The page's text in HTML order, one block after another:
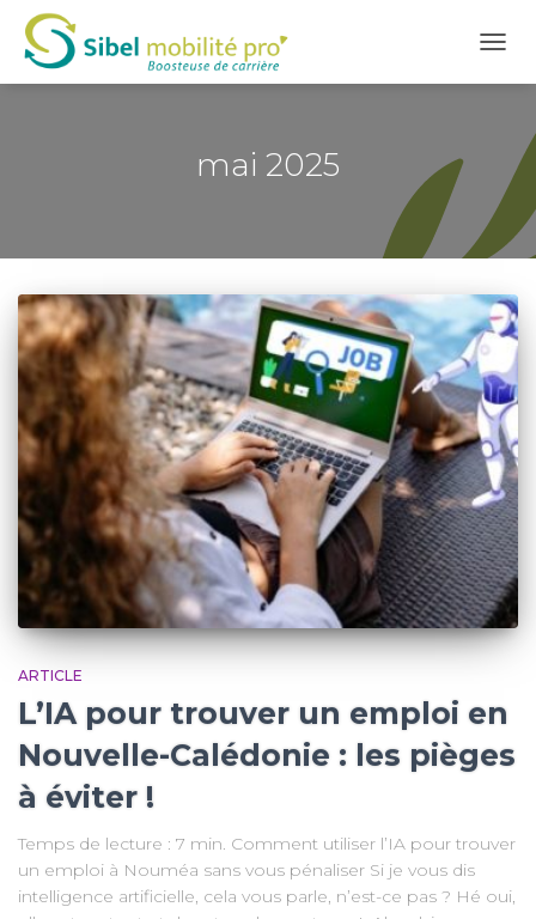
LA
mai 2025
ARTICLE
L’IA pour trouver un emploi en
Nouvelle-Calédonie : les pièges
à éviter !
Temps de lecture : 7 min. Comment utiliser l’IA pour trouver
un emploi à Nouméa sans vous pénaliser Si je vous dis
intelligence artificielle, cela vous parle, n’est-ce pas ? Hé oui,